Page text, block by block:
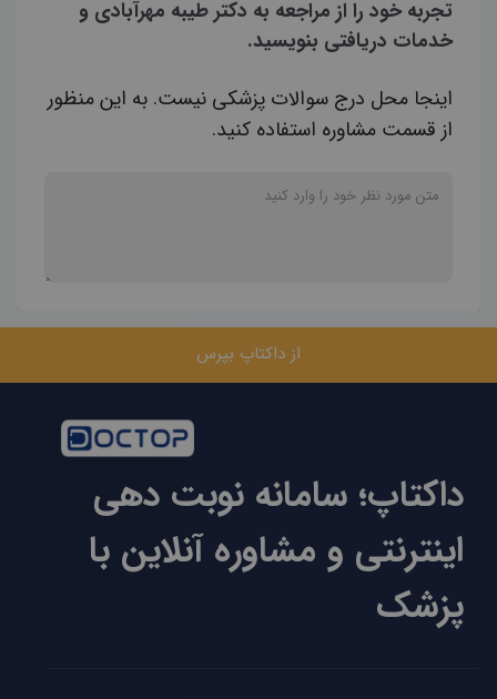
تجربه خود را از مراجعه به دکتر طیبه مهرآبادی و
خدمات دریافتی بنویسید.
اینجا محل درج سوالات پزشکی نیست. به این منظور
از قسمت مشاوره استفاده کنید.
از داکتاپ بپرس
داکتاپ؛ سامانه نوبت دهی
اینترنتی و مشاوره آنلاین با
پزشک